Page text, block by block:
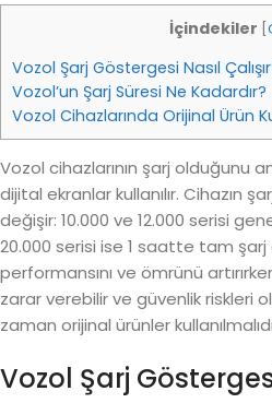
İçindekiler
Vozol Şarj Göstergesi Nasıl
Vozol’un Şarj Süresi Ne Kadardır?
Vozol Cihazlarında Orijinal Ürün
Vozol cihazlarının şarj olduğunu
dijital ekranlar kullanılır. Cihazın
değişir: 10.000 ve 12.000 serisi
20.000 serisi ise 1 saatte tam şarj
performansını ve ömrünü
zarar verebilir ve güvenlik riskleri
zaman orijinal ürünler
Vozol Şarj